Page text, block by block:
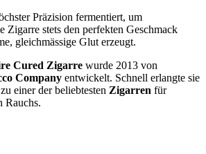
Präzision fermentiert, um
Zigarre stets den perfekten Geschmack
gleichmässige Glut erzeugt.
Cured Zigarre wurde 2013 von
Company entwickelt. Schnell erlangte sie
einer der beliebtesten Zigarren für
Rauchs.